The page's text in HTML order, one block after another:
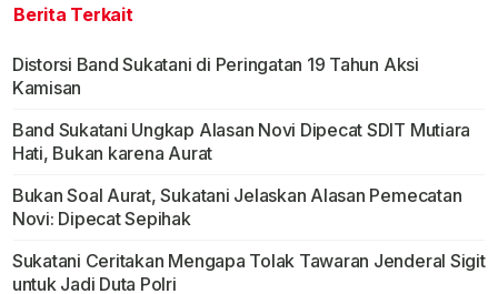
Berita Terkait
Distorsi Band Sukatani di Peringatan 19 Tahun Aksi
Kamisan
Band Sukatani Ungkap Alasan Novi Dipecat SDIT Mutiara
Hati, Bukan karena Aurat
Bukan Soal Aurat, Sukatani Jelaskan Alasan Pemecatan
Novi: Dipecat Sepihak
Sukatani Ceritakan Mengapa Tolak Tawaran Jenderal Sigit
untuk Jadi Duta Polri